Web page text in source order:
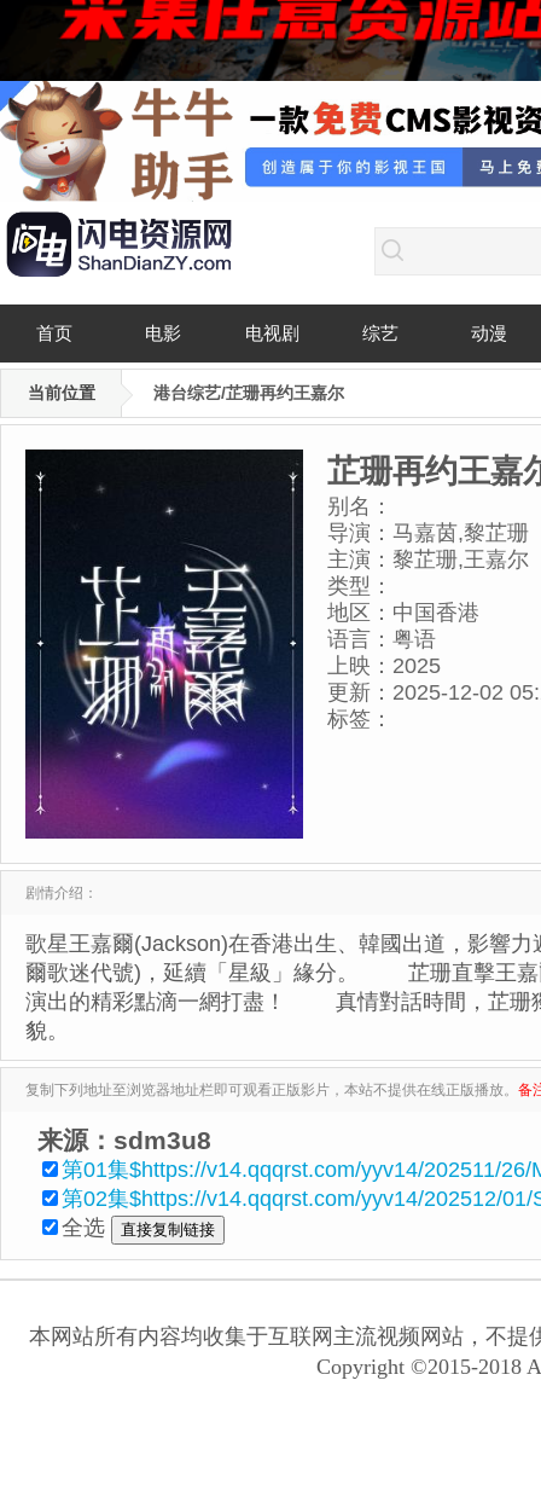
首页 电影 电视剧 综艺 动漫
当前位置 港台综艺/芷珊再约王嘉尔
芷珊再约王嘉
别名：
导演： 马嘉茵,黎芷珊
主演： 黎芷珊,王嘉尔
类型：
地区： 中国香港
语言： 粤语
上映： 2025
更新： 2025-12-02
标签：
剧情介绍：
歌星王嘉爾(Jackson)在香港出生、韓國出道，影響
爾歌迷代號)，延續「星級」緣分。 芷珊直擊王嘉
演出的精彩點滴一網打盡！ 真情對話時間，芷珊
貌。
复制下列地址至浏览器地址栏即可观看正版影片，本站不提供在线正版播放。 备
来源：sdm3u8
第01集$https://v14.qqqrst.com/yyv14/202511/
第02集$https://v14.qqqrst.com/yyv14/202512/
全选
本网站所有内容均收集于互联网主流视频网站，不
Copyright ©2015-2018